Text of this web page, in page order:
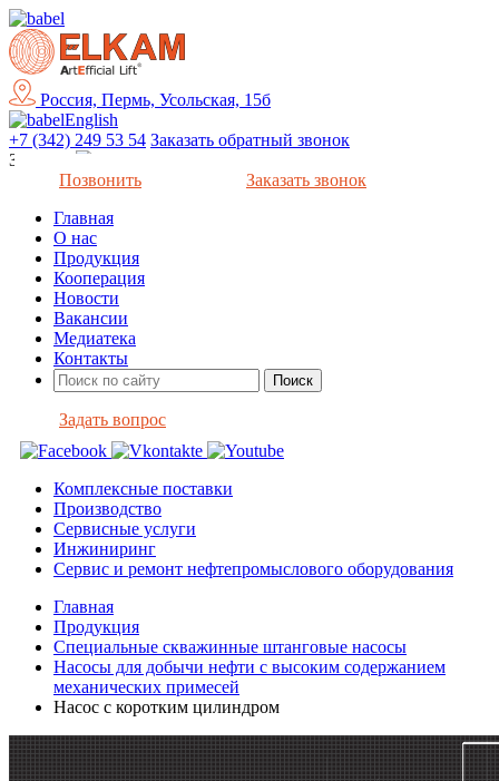
Россия, Пермь, Усольская, 15б
English
+7 (342) 249 53 54 Заказать обратный звонок
Закрыть
Позвонить
Заказать звонок
Главная
О нас
Продукция
Кооперация
Новости
Вакансии
Медиатека
Контакты
Задать вопрос
Комплексные поставки
Производство
Сервисные услуги
Инжиниринг
Сервис и ремонт нефтепромыслового оборудования
Главная
Продукция
Специальные скважинные штанговые насосы
Насосы для добычи нефти с высоким содержанием
механических примесей
Насос с коротким цилиндром